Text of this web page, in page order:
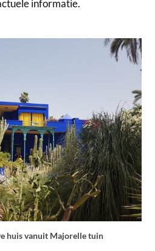
informatie.
huis vanuit Majorelle tuin